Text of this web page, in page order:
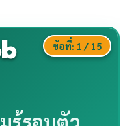
ข้อที่: 1 / 15